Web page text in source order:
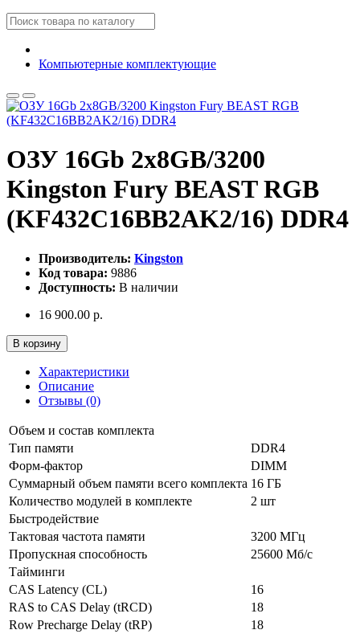
Компьютерные комплектующие
ОЗУ 16Gb 2x8GB/3200
Kingston Fury BEAST RGB
(KF432C16BB2AK2/16) DDR4
Производитель: Kingston
Код товара: 9886
Доступность: В наличии
16 900.00 р.
В корзину
Характеристики
Описание
Отзывы (0)
Объем и состав комплекта
Тип памяти
DDR4
Форм-фактор
DIMM
Суммарный объем памяти всего комплекта 16 ГБ
Количество модулей в комплекте
2 шт
Быстродействие
Тактовая частота памяти
3200 МГц
Пропускная способность
25600 Мб/с
Тайминги
CAS Latency (CL)
16
RAS to CAS Delay (tRCD)
18
Row Precharge Delay (tRP)
18